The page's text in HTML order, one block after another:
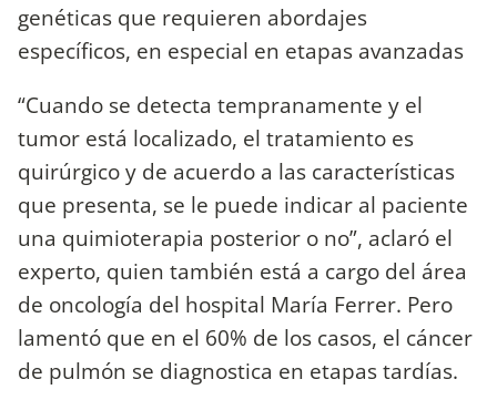
genéticas que requieren abordajes
específicos, en especial en etapas avanzadas
“Cuando se detecta tempranamente y el
tumor está localizado, el tratamiento es
quirúrgico y de acuerdo a las características
que presenta, se le puede indicar al paciente
una quimioterapia posterior o no”, aclaró el
experto, quien también está a cargo del área
de oncología del hospital María Ferrer. Pero
lamentó que en el 60% de los casos, el cáncer
de pulmón se diagnostica en etapas tardías.